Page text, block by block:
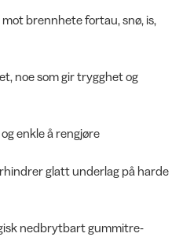
brennhete fortau, snø, is,
noe som gir trygghet og
enkle å rengjøre
glatt underlag på harde
nedbrytbart gummitre-